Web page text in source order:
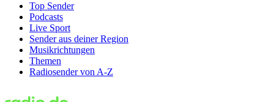
Top Sender
Podcasts
Live Sport
Sender aus deiner Region
Musikrichtungen
Themen
Radiosender von A-Z